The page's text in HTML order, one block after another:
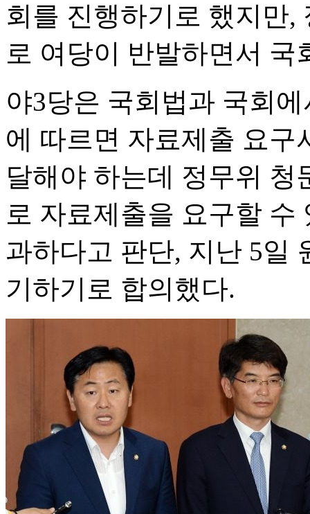
회를 진행하기로 했지만,
로 여당이 반발하면서 국
야3당은 국회법과 국회
에 따르면 자료제출 요구
달해야 하는데 정무위
로 자료제출을 요구할 수
과하다고 판단, 지난 5일
기하기로 합의했다.